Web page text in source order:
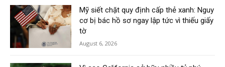
Mỹ siết chặt quy định cấp thẻ xanh: Nguy
cơ bị bác hồ sơ ngay lập tức vì thiếu giấy
tờ
August 6, 2026